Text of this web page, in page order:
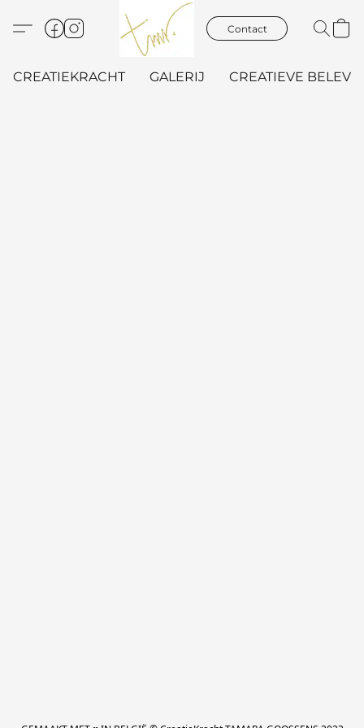
Contact
CREATIEKRACHT GALERIJ CREATIEVE